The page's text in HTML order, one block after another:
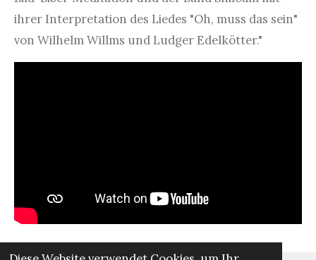
ihrer Interpretation des Liedes "Oh, muss das sein"
von Wilhelm Willms und Ludger Edelkötter."